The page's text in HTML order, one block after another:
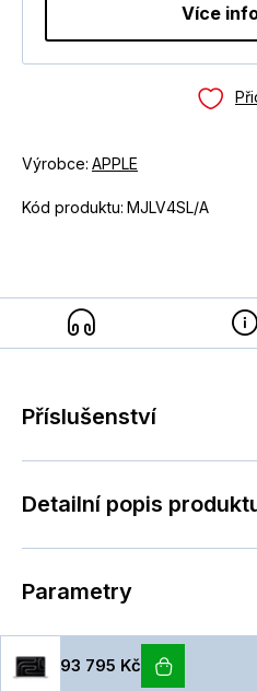
Více
Výrobce: APPLE
Kód produktu: MJLV4SL/A
Příslušenství
Detailní popis
Parametry
93 795 Kč